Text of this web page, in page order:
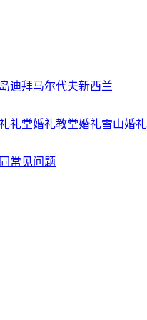
迪拜马尔代夫新西兰
礼堂婚礼教堂婚礼雪山婚礼
常见问题